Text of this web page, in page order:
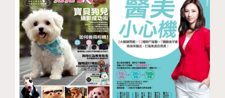
她的便利商店。
3.硬殼精裝書封設計，使用高級進口紙全彩印刷，書衣
以特殊燙金處理，搭配素雅描圖紙腰帶，整體典雅精
緻，值得珍藏。
4.「大人國」書系未來將陸續推出吉本芭娜娜、村上春